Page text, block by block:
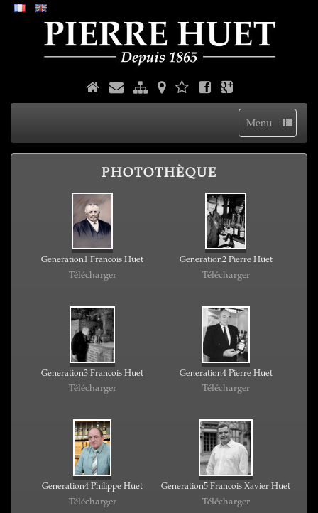
Menu
PHOTOTHÈQUE
Generation1 Francois Huet
Télécharger
Generation2 Pierre Huet
Télécharger
Generation3 Francois Huet
Télécharger
Generation4 Pierre Huet
Télécharger
Generation4 Philippe Huet
Télécharger
Generation5 Francois Xavier Huet
Télécharger